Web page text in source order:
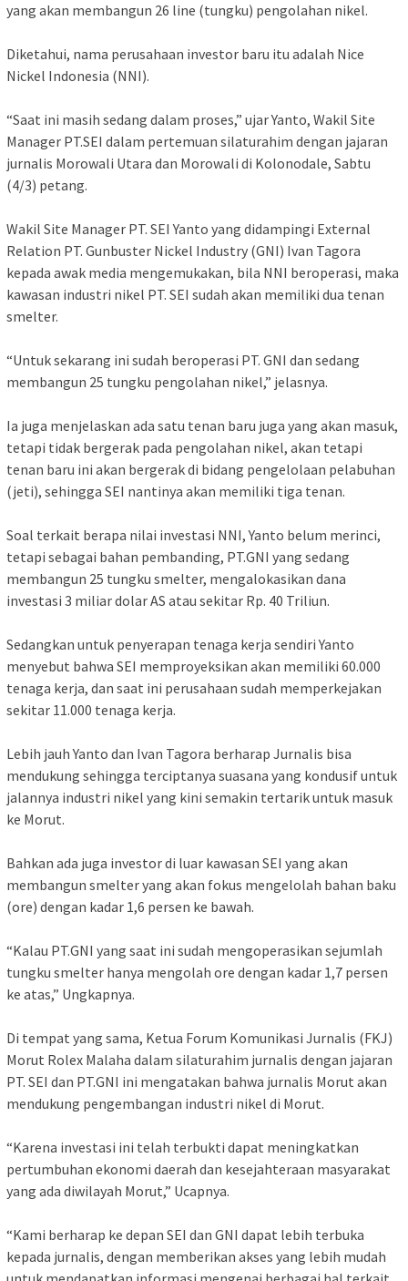
yang akan membangun 26 line (tungku) pengolahan nikel.
Diketahui, nama perusahaan investor baru itu adalah Nice
Nickel Indonesia (NNI).
“Saat ini masih sedang dalam proses,” ujar Yanto, Wakil Site
Manager PT.SEI dalam pertemuan silaturahim dengan jajaran
jurnalis Morowali Utara dan Morowali di Kolonodale, Sabtu
(4/3) petang.
Wakil Site Manager PT. SEI Yanto yang didampingi External
Relation PT. Gunbuster Nickel Industry (GNI) Ivan Tagora
kepada awak media mengemukakan, bila NNI beroperasi, maka
kawasan industri nikel PT. SEI sudah akan memiliki dua tenan
smelter.
“Untuk sekarang ini sudah beroperasi PT. GNI dan sedang
membangun 25 tungku pengolahan nikel,” jelasnya.
Ia juga menjelaskan ada satu tenan baru juga yang akan masuk,
tetapi tidak bergerak pada pengolahan nikel, akan tetapi
tenan baru ini akan bergerak di bidang pengelolaan pelabuhan
(jeti), sehingga SEI nantinya akan memiliki tiga tenan.
Soal terkait berapa nilai investasi NNI, Yanto belum merinci,
tetapi sebagai bahan pembanding, PT.GNI yang sedang
membangun 25 tungku smelter, mengalokasikan dana
investasi 3 miliar dolar AS atau sekitar Rp. 40 Triliun.
Sedangkan untuk penyerapan tenaga kerja sendiri Yanto
menyebut bahwa SEI memproyeksikan akan memiliki 60.000
tenaga kerja, dan saat ini perusahaan sudah memperkejakan
sekitar 11.000 tenaga kerja.
Lebih jauh Yanto dan Ivan Tagora berharap Jurnalis bisa
mendukung sehingga terciptanya suasana yang kondusif untuk
jalannya industri nikel yang kini semakin tertarik untuk masuk
ke Morut.
Bahkan ada juga investor di luar kawasan SEI yang akan
membangun smelter yang akan fokus mengelolah bahan baku
(ore) dengan kadar 1,6 persen ke bawah.
“Kalau PT.GNI yang saat ini sudah mengoperasikan sejumlah
tungku smelter hanya mengolah ore dengan kadar 1,7 persen
ke atas,” Ungkapnya.
Di tempat yang sama, Ketua Forum Komunikasi Jurnalis (FKJ)
Morut Rolex Malaha dalam silaturahim jurnalis dengan jajaran
PT. SEI dan PT.GNI ini mengatakan bahwa jurnalis Morut akan
mendukung pengembangan industri nikel di Morut.
“Karena investasi ini telah terbukti dapat meningkatkan
pertumbuhan ekonomi daerah dan kesejahteraan masyarakat
yang ada diwilayah Morut,” Ucapnya.
“Kami berharap ke depan SEI dan GNI dapat lebih terbuka
kepada jurnalis, dengan memberikan akses yang lebih mudah